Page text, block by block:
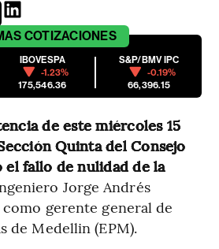
COTIZACIONES
IBOVESPA
-1.23%
175,546.36
S&P/BMV IPC
-0.19%
66,396.15
de este miércoles 15
Quinta del Consejo
el fallo de nulidad de la
Jorge Andrés
gerente general de
de Medellin (EPM).